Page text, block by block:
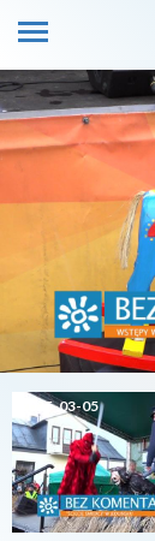
2025-03-05